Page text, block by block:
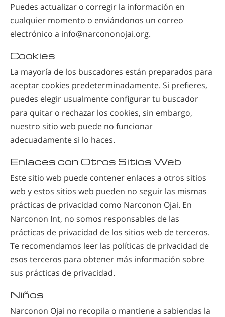
Puedes actualizar o corregir la información en
cualquier momento o enviándonos un correo
electrónico a info@narcononojai.org.
Cookies
La mayoría de los buscadores están preparados para
aceptar cookies predeterminadamente. Si prefieres,
puedes elegir usualmente configurar tu buscador
para quitar o rechazar los cookies, sin embargo,
nuestro sitio web puede no funcionar
adecuadamente si lo haces.
Enlaces con Otros Sitios Web
Este sitio web puede contener enlaces a otros sitios
web y estos sitios web pueden no seguir las mismas
prácticas de privacidad como Narconon Ojai. En
Narconon Int, no somos responsables de las
prácticas de privacidad de los sitios web de terceros.
Te recomendamos leer las políticas de privacidad de
esos terceros para obtener más información sobre
sus prácticas de privacidad.
Niños
Narconon Ojai no recopila o mantiene a sabiendas la